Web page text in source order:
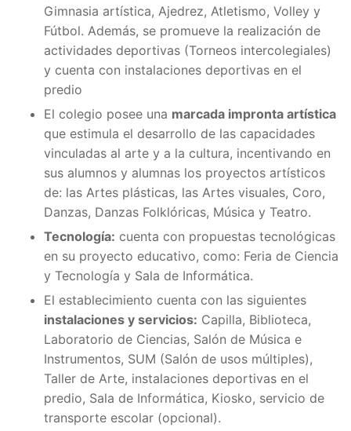
Gimnasia artística, Ajedrez, Atletismo, Volley y
Fútbol. Además, se promueve la realización de
actividades deportivas (Torneos intercolegiales)
y cuenta con instalaciones deportivas en el
predio
El colegio posee una marcada impronta artística
que estimula el desarrollo de las capacidades
vinculadas al arte y a la cultura, incentivando en
sus alumnos y alumnas los proyectos artísticos
de: las Artes plásticas, las Artes visuales, Coro,
Danzas, Danzas Folklóricas, Música y Teatro.
Tecnología: cuenta con propuestas tecnológicas
en su proyecto educativo, como: Feria de Ciencia
y Tecnología y Sala de Informática.
El establecimiento cuenta con las siguientes
instalaciones y servicios: Capilla, Biblioteca,
Laboratorio de Ciencias, Salón de Música e
Instrumentos, SUM (Salón de usos múltiples),
Taller de Arte, instalaciones deportivas en el
predio, Sala de Informática, Kiosko, servicio de
transporte escolar (opcional).